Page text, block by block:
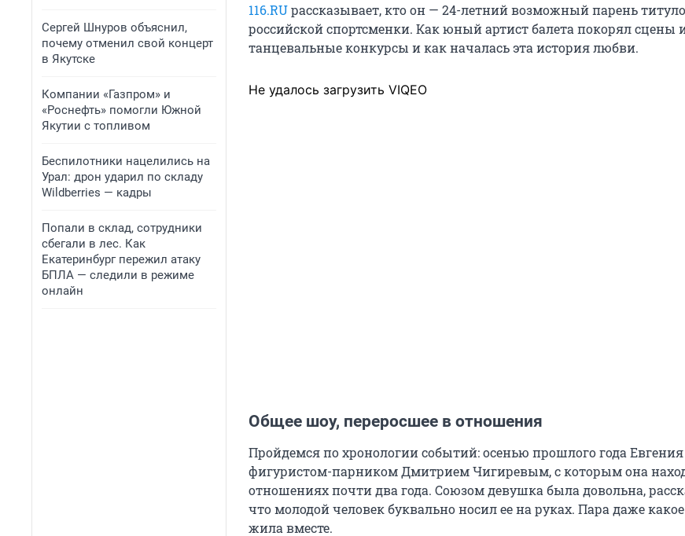
Сергей Шнуров объяснил,
почему отменил свой концерт
в Якутске
Компании «Газпром» и
«Роснефть» помогли Южной
Якутии с топливом
Беспилотники нацелились на
Урал: дрон ударил по складу
Wildberries — кадры
Попали в склад, сотрудники
сбегали в лес. Как
Екатеринбург пережил атаку
БПЛА — следили в режиме
онлайн
116.RUрассказывает, кто он — 24-летний возможный парень
российской спортсменки. Как юный артист балета покорял сцены
танцевальные конкурсы и как началась эта история любви.
Не удалось загрузить VIQEO
Общее шоу, переросшее в отношения
Пройдемся по хронологии событий: осенью прошлого года Евгения
фигуристом-парником Дмитрием Чигиревым, с которым она
отношениях почти два года. Союзом девушка была довольна,
что молодой человек буквально носил ее на руках. Пара даже
жила вместе.